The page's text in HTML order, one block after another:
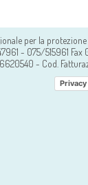
per la
- 075/515961
- Cod.